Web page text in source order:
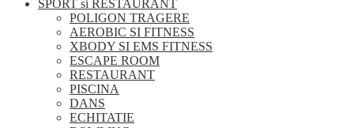
SPORT si RESTAURANT
POLIGON TRAGERE
AEROBIC SI FITNESS
XBODY SI EMS FITNESS
ESCAPE ROOM
RESTAURANT
PISCINA
DANS
ECHITATIE